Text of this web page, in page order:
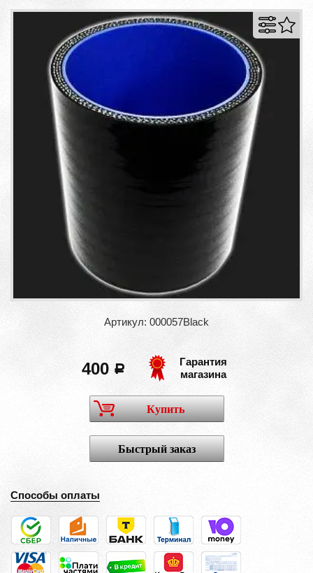
Артикул: 000057Black
400 a
Гарантия
магазина
Купить
Быстрый заказ
Способы оплаты